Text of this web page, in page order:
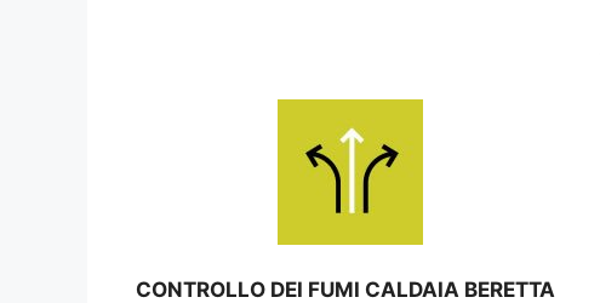
CONTROLLO DEI FUMI CALDAIA BERETTA